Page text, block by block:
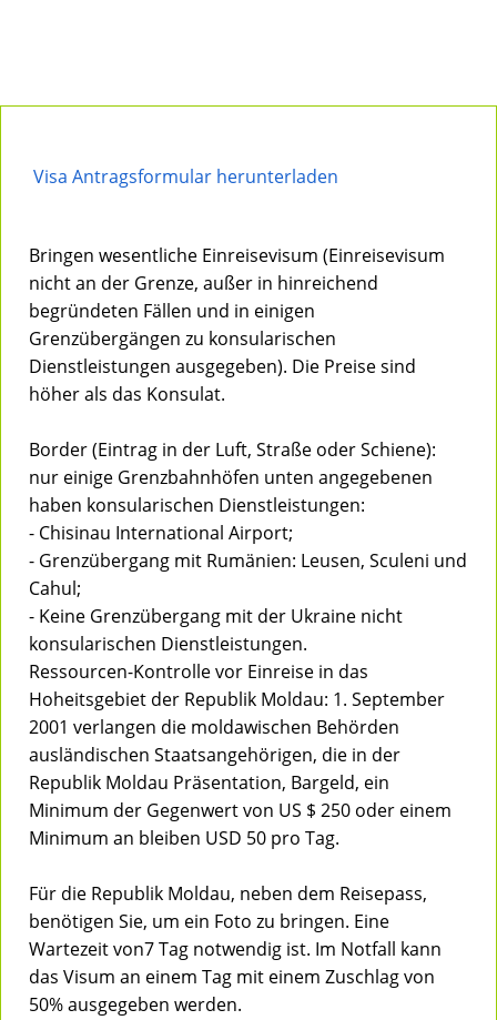
Visa Antragsformular herunterladen
Bringen wesentliche Einreisevisum (Einreisevisum
nicht an der Grenze, außer in hinreichend
begründeten Fällen und in einigen
Grenzübergängen zu konsularischen
Dienstleistungen ausgegeben). Die Preise sind
höher als das Konsulat.
Border (Eintrag in der Luft, Straße oder Schiene):
nur einige Grenzbahnhöfen unten angegebenen
haben konsularischen Dienstleistungen:
- Chisinau International Airport;
- Grenzübergang mit Rumänien: Leusen, Sculeni und
Cahul;
- Keine Grenzübergang mit der Ukraine nicht
konsularischen Dienstleistungen.
Ressourcen-Kontrolle vor Einreise in das
Hoheitsgebiet der Republik Moldau: 1. September
2001 verlangen die moldawischen Behörden
ausländischen Staatsangehörigen, die in der
Republik Moldau Präsentation, Bargeld, ein
Minimum der Gegenwert von US $ 250 oder einem
Minimum an bleiben USD 50 pro Tag.
Für die Republik Moldau, neben dem Reisepass,
benötigen Sie, um ein Foto zu bringen. Eine
Wartezeit von7 Tag notwendig ist. Im Notfall kann
das Visum an einem Tag mit einem Zuschlag von
50% ausgegeben werden.